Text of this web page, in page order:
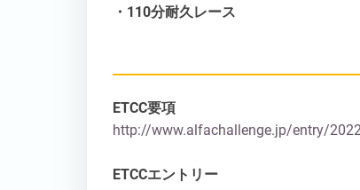
・110分耐久レース
ETCC要項
http://www.alfachallenge.jp/entry/
ETCCエントリー